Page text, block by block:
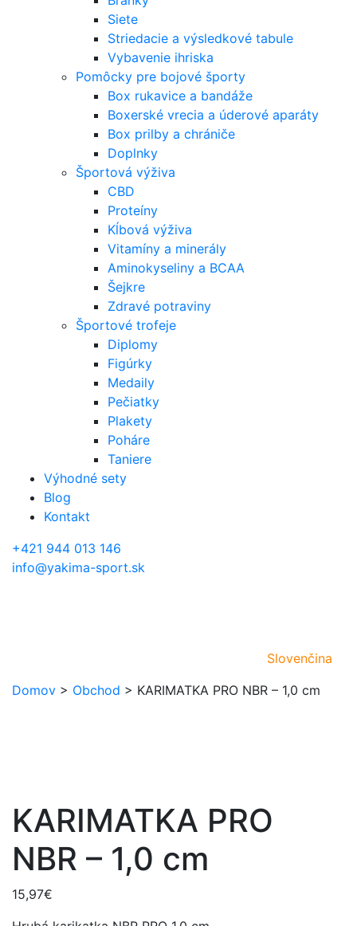
Siete
Striedacie a výsledkové tabule
Vybavenie ihriska
Pomôcky pre bojové športy
Box rukavice a bandáže
Boxerské vrecia a úderové aparáty
Box prilby a chrániče
Doplnky
Športová výživa
CBD
Proteíny
Kĺbová výživa
Vitamíny a minerály
Aminokyseliny a BCAA
Šejkre
Zdravé potraviny
Športové trofeje
Diplomy
Figúrky
Medaily
Pečiatky
Plakety
Poháre
Taniere
Výhodné sety
Blog
Kontakt
+421 944 013 146
info@yakima-sport.sk
Slovenčina
Domov > Obchod > KARIMATKA PRO NBR – 1,0 cm
KARIMATKA PRO
NBR – 1,0 cm
15,97€